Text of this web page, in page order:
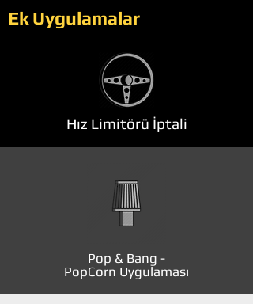
Ek Uygulamalar
Hız Limitörü İptali
Pop & Bang -
PopCorn Uygulaması